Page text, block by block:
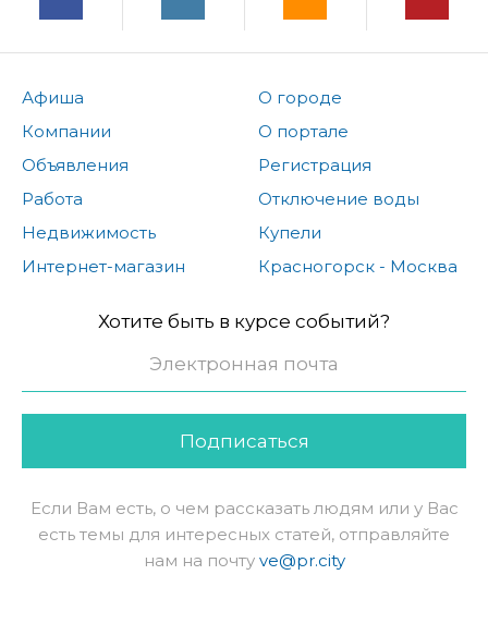
Афиша
Компании
Объявления
Работа
Недвижимость
Интернет-магазин
О городе
О портале
Регистрация
Отключение воды
Купели
Красногорск - Москва
Хотите быть в курсе событий?
Подписаться
Если Вам есть, о чем рассказать людям или у Вас
есть темы для интересных статей, отправляйте
нам на почту ve@pr.city